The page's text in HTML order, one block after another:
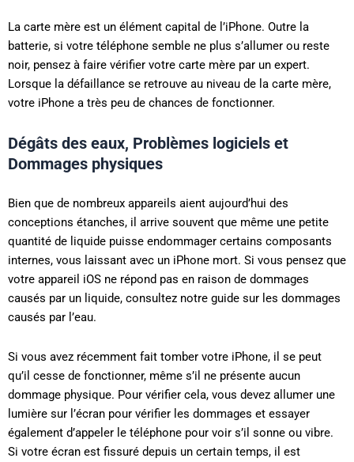
La carte mère est un élément capital de l’iPhone. Outre la
batterie, si votre téléphone semble ne plus s’allumer ou reste
noir, pensez à faire vérifier votre carte mère par un expert.
Lorsque la défaillance se retrouve au niveau de la carte mère,
votre iPhone a très peu de chances de fonctionner.
Dégâts des eaux, Problèmes logiciels et
Dommages physiques
Bien que de nombreux appareils aient aujourd’hui des
conceptions étanches, il arrive souvent que même une petite
quantité de liquide puisse endommager certains composants
internes, vous laissant avec un iPhone mort. Si vous pensez que
votre appareil iOS ne répond pas en raison de dommages
causés par un liquide, consultez notre guide sur les dommages
causés par l’eau.
Si vous avez récemment fait tomber votre iPhone, il se peut
qu’il cesse de fonctionner, même s’il ne présente aucun
dommage physique. Pour vérifier cela, vous devez allumer une
lumière sur l’écran pour vérifier les dommages et essayer
également d’appeler le téléphone pour voir s’il sonne ou vibre.
Si votre écran est fissuré depuis un certain temps, il est